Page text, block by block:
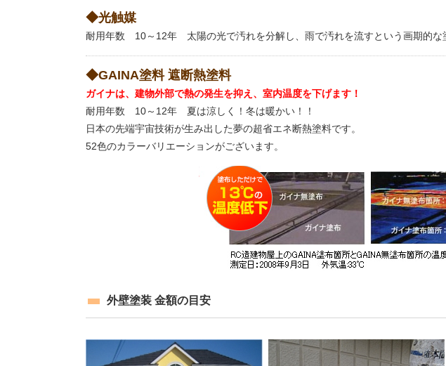
◆光触媒
耐用年数 10～12年 太陽の光で汚れを分解し、雨で汚れを流すという画期的な
◆GAINA塗料 遮断熱塗料
ガイナは、建物外部で熱の発生を抑え、室内温度を下げます！
耐用年数 10～12年 夏は涼しく！冬は暖かい！！
日本の先端宇宙技術が生み出した夢の超省エネ断熱塗料です。
52色のカラーバリエーションがございます。
外壁塗装 金額の目安